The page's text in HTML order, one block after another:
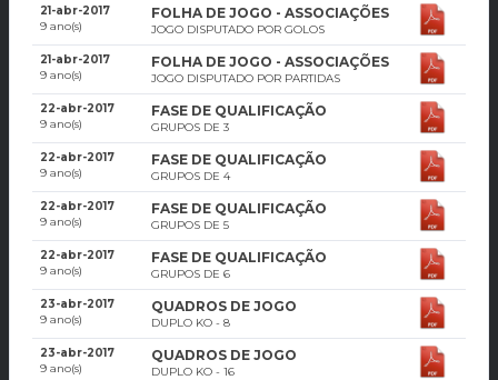
21-abr-2017
9 ano(s)
FOLHA DE JOGO - ASSOCIAÇÕES
JOGO DISPUTADO POR GOLOS
21-abr-2017
9 ano(s)
FOLHA DE JOGO - ASSOCIAÇÕES
JOGO DISPUTADO POR PARTIDAS
22-abr-2017
9 ano(s)
FASE DE QUALIFICAÇÃO
GRUPOS DE 3
22-abr-2017
9 ano(s)
FASE DE QUALIFICAÇÃO
GRUPOS DE 4
22-abr-2017
9 ano(s)
FASE DE QUALIFICAÇÃO
GRUPOS DE 5
22-abr-2017
9 ano(s)
FASE DE QUALIFICAÇÃO
GRUPOS DE 6
23-abr-2017
9 ano(s)
QUADROS DE JOGO
DUPLO KO - 8
23-abr-2017
9 ano(s)
QUADROS DE JOGO
DUPLO KO - 16